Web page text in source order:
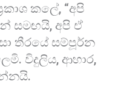
කලේ, “අපි
සමඟයි, අපි ඒ
තීරයේ සම්පූර්න
විදුලිය, ආහාර,